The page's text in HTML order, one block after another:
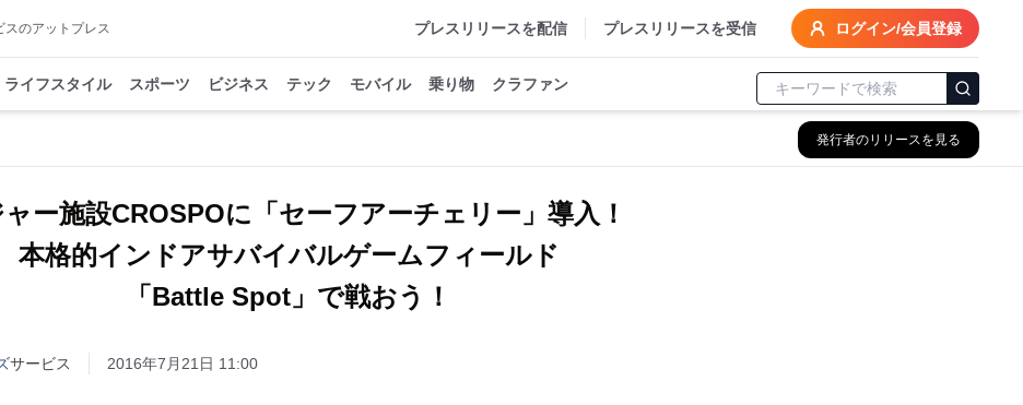
スのアットプレス プレスリリースを配信 プレスリリースを受信 ログイン/会員登録
ライフスタイル スポーツ ビジネス テック モバイル 乗り物 クラファン
発行者のリリースを見る
ャー施設CROSPOに「セーフアーチェリー」導入！
本格的インドアサバイバルゲームフィールド
「Battle Spot」で戦おう！
サービス 2016年7月21日 11:00